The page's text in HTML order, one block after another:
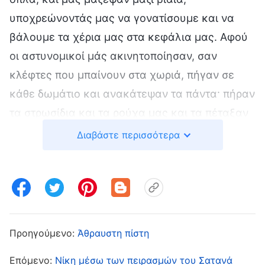
υποχρεώνοντάς μας να γονατίσουμε και να
βάλουμε τα χέρια μας στα κεφάλια μας. Αφού
οι αστυνομικοί μάς ακινητοποίησαν, σαν
κλέφτες που μπαίνουν στα χωριά, πήγαν σε
κάθε δωμάτιο και ανακάτεψαν τα πάντα· πήραν
τα στρωσίδια και τα ρούχα μας και τα πέταξαν
σε όλο το πάτωμα. Στο παρελθόν, είχα
λεηλατούσαν και έκλεβαν, αλλά ποτέ δεν
ενεργούσε ακριβώς όπως οι κακοί τύραννοι και
Διαβάστε περισσότερα
Προηγούμενο: Άθραυστη πίστη
Επόμενο: Νίκη μέσω των πειρασμών του Σατανά